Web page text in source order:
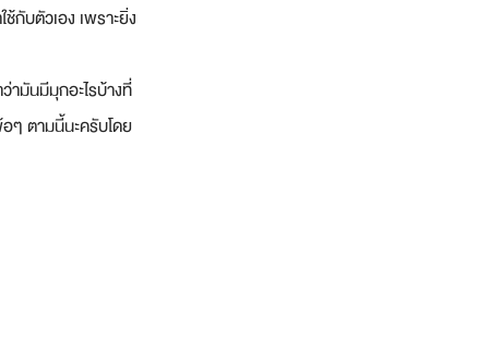
กับตัวเอง เพราะยิ่ง
ามันมีมุกอะไรบ้างที่
ๆ ตามนี้นะครับโดย